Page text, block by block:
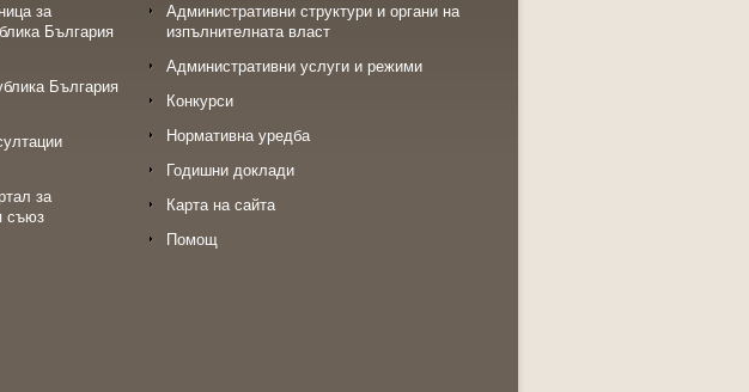
за
България
България
за
съюз
Административни структури и органи на
изпълнителната власт
Административни услуги и режими
Конкурси
Нормативна уредба
Годишни доклади
Карта на сайта
Помощ